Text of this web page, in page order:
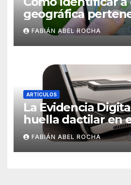
geográfica
número de celular
FABIÁN ABEL ROCHA
ARTÍCULOS
La Evidencia
huella dactilar en
digital
FABIÁN ABEL ROCHA